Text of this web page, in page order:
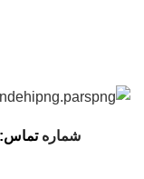
شمارهتماس: